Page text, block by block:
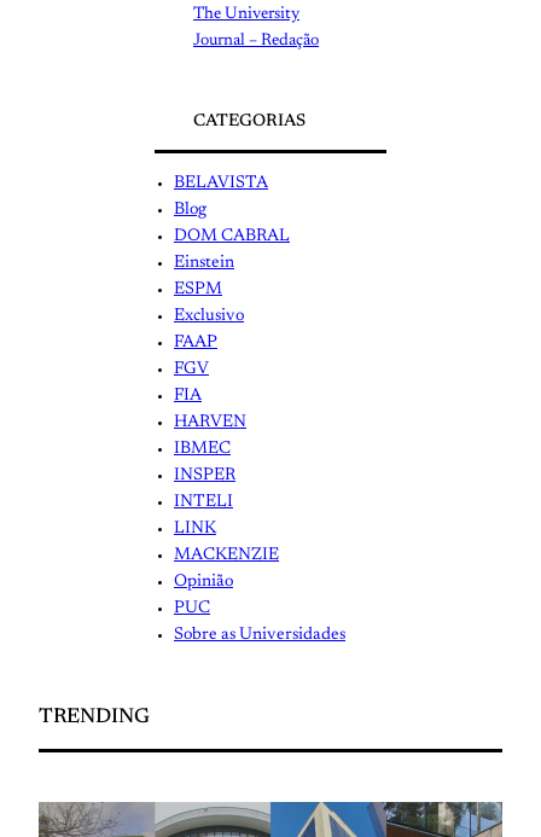
The University
Journal – Redação
CATEGORIAS
BELAVISTA
Blog
DOM CABRAL
Einstein
ESPM
Exclusivo
FAAP
FGV
FIA
HARVEN
IBMEC
INSPER
INTELI
LINK
MACKENZIE
Opinião
PUC
Sobre as Universidades
TRENDING